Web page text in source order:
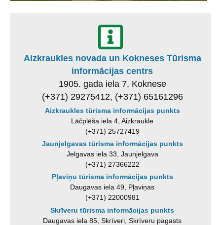
Aizkraukles novada un Kokneses Tūrisma
informācijas centrs
1905. gada iela 7, Koknese
(+371) 29275412, (+371) 65161296
Aizkraukles tūrisma informācijas punkts
Lāčplēša iela 4, Aizkraukle
(+371) 25727419
Jaunjelgavas tūrisma informācijas punkts
Jelgavas iela 33, Jaunjelgava
(+371) 27366222
Pļaviņu tūrisma informācijas punkts
Daugavas iela 49, Pļaviņas
(+371) 22000981
Skrīveru tūrisma informācijas punkts
Daugavas iela 85, Skrīveri, Skrīveru pagasts